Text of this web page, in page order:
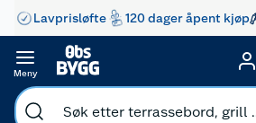
Lavprisløfte 120 dager åpent kjøp
Meny